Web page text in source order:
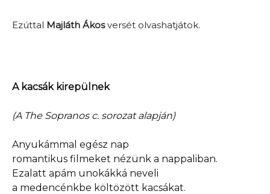
Ezúttal Majláth Ákosversét olvashatjátok.
A kacsák kirepülnek
(A The Sopranos c. sorozat alapján)
Anyukámmal egész nap
romantikus filmeket nézünk a nappaliban.
Ezalatt apám unokákká neveli
a medencénkbe költözött kacsákat.